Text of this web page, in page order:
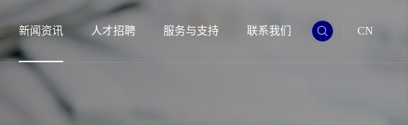
新闻资讯 人才招聘 服务与支持 联系我们 CN